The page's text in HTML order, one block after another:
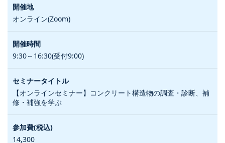
オンライン(Zoom)
9:30～16:30(受付9:00)
【オンラインセミナー】コンクリート構造物の調査・診断、補
修・補強を学ぶ
14,300